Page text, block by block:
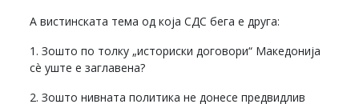
А вистинската тема од која СДС бега е друга:
1. Зошто по толку „историски договори“ Македонија
сè уште е заглавена?
2. Зошто нивната политика не донесе предвидлив